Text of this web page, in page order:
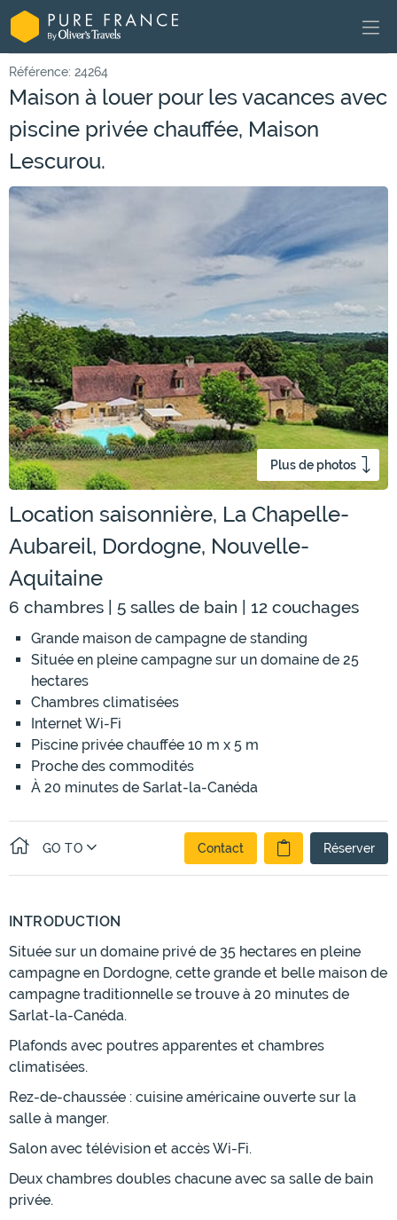
Référence: 24264
Maison à louer pour les vacances avec
piscine privée chauffée, Maison
Lescurou.
Plus de photos
Location saisonnière, La Chapelle-
Aubareil, Dordogne, Nouvelle-
Aquitaine
6 chambres | 5 salles de bain | 12 couchages
Grande maison de campagne de standing
Située en pleine campagne sur un domaine de 25
hectares
Chambres climatisées
Internet Wi-Fi
Piscine privée chauffée 10 m x 5 m
Proche des commodités
À 20 minutes de Sarlat-la-Canéda
GO TO Contact Réserver
INTRODUCTION
Située sur un domaine privé de 35 hectares en pleine
campagne en Dordogne, cette grande et belle maison de
campagne traditionnelle se trouve à 20 minutes de
Sarlat-la-Canéda.
Plafonds avec poutres apparentes et chambres
climatisées.
Rez-de-chaussée : cuisine américaine ouverte sur la
salle à manger.
Salon avec télévision et accès Wi-Fi.
Deux chambres doubles chacune avec sa salle de bain
privée.